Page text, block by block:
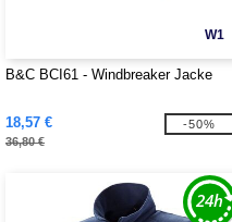
W1
B&C BCI61 - Windbreaker Jacke
18,57 €
36,80 €
-50%